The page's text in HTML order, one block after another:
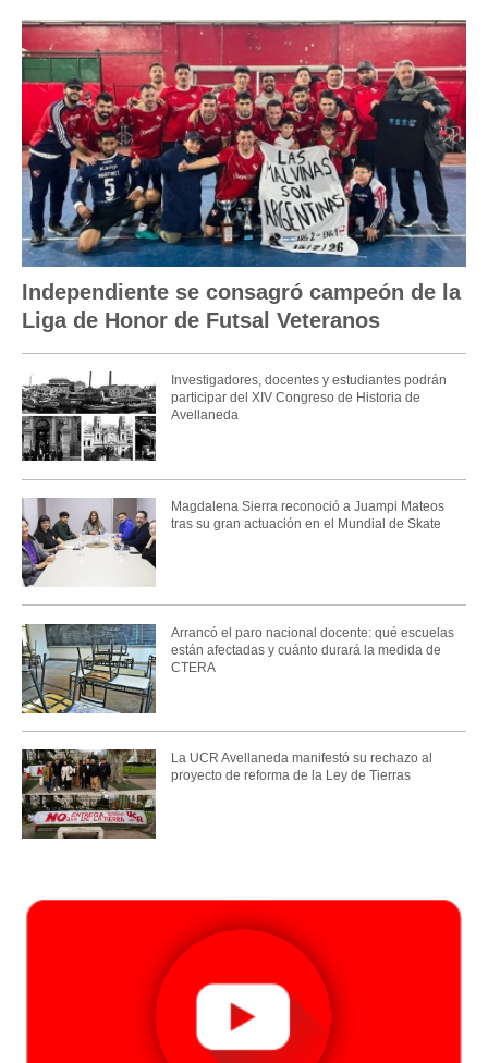
Independiente se consagró campeón de la
Liga de Honor de Futsal Veteranos
Investigadores, docentes y estudiantes podrán
participar del XIV Congreso de Historia de
Avellaneda
Magdalena Sierra reconoció a Juampi Mateos
tras su gran actuación en el Mundial de Skate
Arrancó el paro nacional docente: qué escuelas
están afectadas y cuánto durará la medida de
CTERA
La UCR Avellaneda manifestó su rechazo al
proyecto de reforma de la Ley de Tierras